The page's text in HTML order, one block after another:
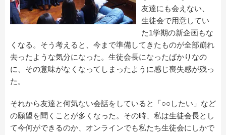
友達にも会えない、
生徒会で用意してい
た1学期の新企画もな
くなる。そう考えると、今まで準備してきたものが全部崩れ
去ったような気分になった。生徒会長になったばかりなの
に、その意味がなくなってしまったように感じ喪失感が残っ
た。
それから友達と何気ない会話をしていると「○○したい」など
の願望を聞くことが多くなった。その時、私は生徒会長とし
て今何ができるのか、オンラインでも私たち生徒会にしかで